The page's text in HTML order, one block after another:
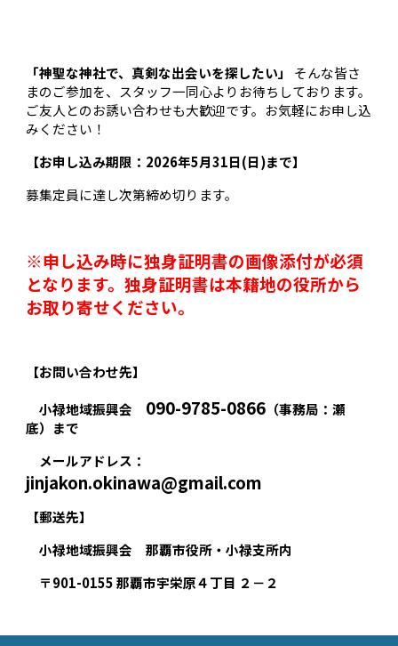
「神聖な神社で、真剣な出会いを探したい」
そんな皆さ
まのご参加を、スタッフ一同心よりお待ちしております。
ご友人とのお誘い合わせも大歓迎です。お気軽にお申し込
みください！
【お申し込み期限：2026年5月31日(日)まで】
募集定員に達し次第締め切ります。
※申し込み時に独身証明書の画像添付が必須
となります。独身証明書は本籍地の役所から
お取り寄せください。
【お問い合わせ先】
小禄地域振興会 090-9785-0866 （事務局：瀬
底）まで
メールアドレス：
jinjakon.okinawa@gmail.com
【郵送先】
小禄地域振興会 那覇市役所・小禄支所内
〒901-0155 那覇市宇栄原４丁目 ２－２